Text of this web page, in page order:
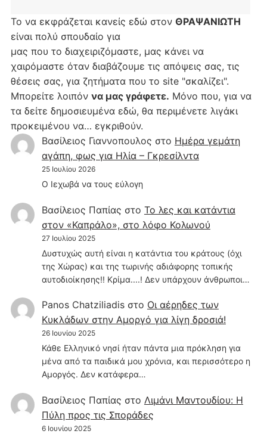
Το να εκφράζεται κανείς εδώ στον ΘΡΑΨΑΝΙΩΤΗ
είναι πολύ σπουδαίο για
μας που το διαχειριζόμαστε, μας κάνει να
χαιρόμαστε όταν διαβάζουμε τις απόψεις σας, τις
θέσεις σας, για ζητήματα που το site "σκαλίζει".
Μπορείτε λοιπόν να μας γράφετε. Μόνο που, για να
τα δείτε δημοσιευμένα εδώ, θα περιμένετε λιγάκι
προκειμένου να… εγκριθούν.
Βασίλειος Γιαννοπουλος στο Hμέρα γεμάτη
αγάπη, φως για Ηλία – Γκρεσίλντα
25 Ιουλίου 2026
Ο Ιεχωβά να τους εύλογη
Βασίλειος Παπίας στο Το λες και κατάντια
στον «Καπράλο», στο λόφο Κολωνού
27 Ιουλίου 2025
Δυστυχώς αυτή είναι η κατάντια του κράτους (όχι
της Χώρας) και της τωρινής αδιάφορης τοπικής
αυτοδιοίκησης!! Κρίμα....! Δεν υπάρχουν άνθρωποι…
Panos Chatziliadisστο Οι αέρηδες των
Κυκλάδων στην Αμοργό για λίγη δροσιά!
26 Ιουνίου 2025
Κάθε Ελληνικό νησί ήταν πάντα μια πρόκληση για
μένα από τα παιδικά μου χρόνια, και περισσότερο η
Αμοργός. Δεν κατάφερα…
Βασίλειος Παπίας στο Λιμάνι Μαντουδίου: Η
Πύλη προς τις Σποράδες
6 Ιουνίου 2025